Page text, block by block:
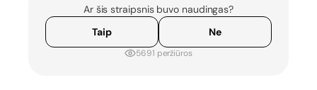
Ar šis straipsnis buvo naudingas?
Taip
Ne
5691 peržiūros